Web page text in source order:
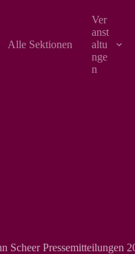
Alle Sektionen
Ver
anst
altu
nge
n
Scheer Pressemitteilungen